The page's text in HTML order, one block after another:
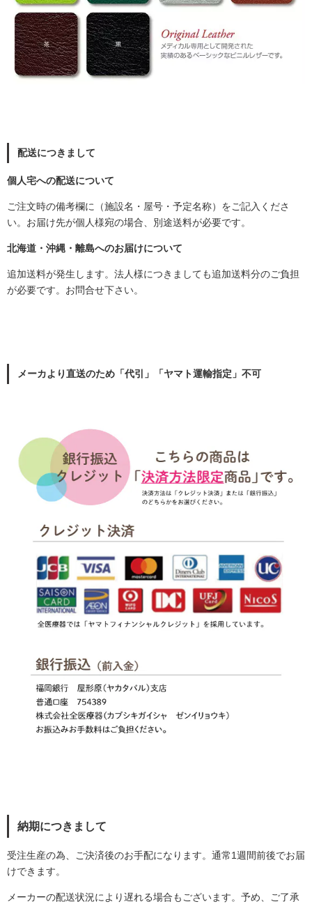
配送につきまして
個人宅への配送について
ご注文時の備考欄に（施設名・屋号・予定名称）をご記入くださ
い。 お届け先が個人様宛の場合、別途送料が必要です。
北海道・沖縄・離島へのお届けについて
追加送料が発生します。法人様につきましても追加送料分のご負担
が必要です。お問合せ下さい。
メーカより直送のため「代引」「ヤマト運輸指定」不可
納期につきまして
受注生産の為、ご決済後のお手配になります。通常1週間前後でお届
けできます。
メーカーの配送状況により遅れる場合もございます。予め、ご了承